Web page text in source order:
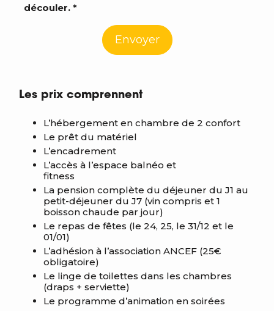
découler. *
Envoyer
Les prix comprennent
L’hébergement en chambre de 2 confort
Le prêt du matériel
L’encadrement
L’accès à l’espace balnéo et
fitness
La pension complète du déjeuner du J1 au
petit-déjeuner du J7 (vin compris et 1
boisson chaude par jour)
Le repas de fêtes (le 24, 25, le 31/12 et le
01/01)
L’adhésion à l’association ANCEF (25€
obligatoire)
Le linge de toilettes dans les chambres
(draps + serviette)
Le programme d’animation en soirées